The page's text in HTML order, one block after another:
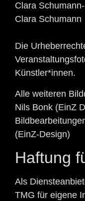
Clara
Clara Schumann
Die
Künstler*innen.
Alle weiteren
Nils Bonk (EinZ
(EinZ-Design)
Haftung
Als
TMG für eigene